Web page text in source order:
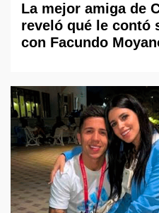
La mejor amiga de
reveló qué le contó
con Facundo